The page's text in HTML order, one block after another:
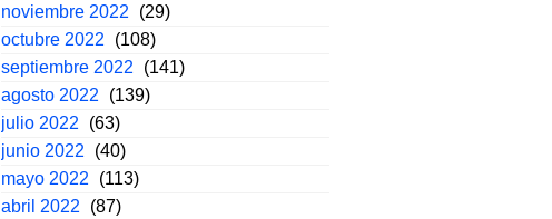
noviembre 2022
(29)
octubre 2022
(108)
septiembre 2022
(141)
agosto 2022
(139)
julio 2022
(63)
junio 2022
(40)
mayo 2022
(113)
abril 2022
(87)